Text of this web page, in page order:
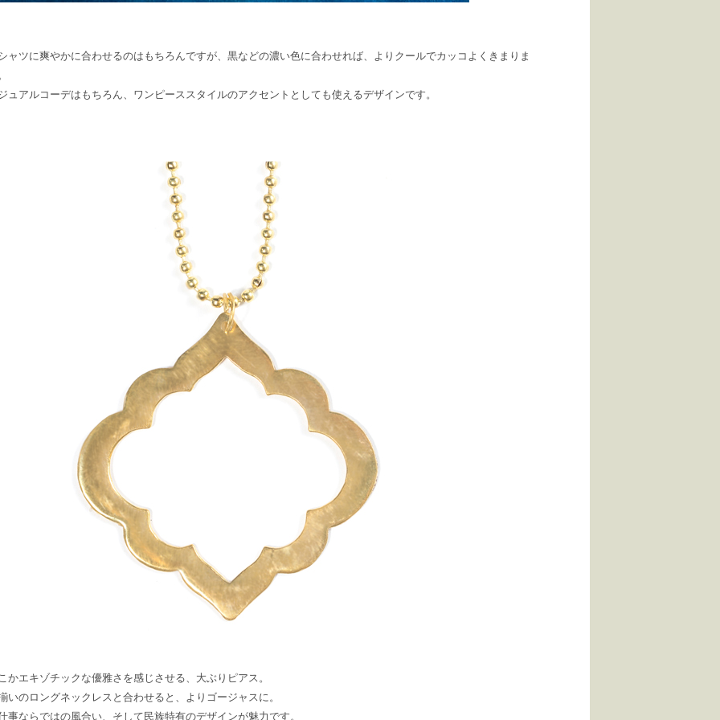
ャツに爽やかに合わせるのはもちろんですが、黒などの濃い色に合わせれば、よりクールでカッコよくきまりま
ュアルコーデはもちろん、ワンピーススタイルのアクセントとしても使えるデザインです。
かエキゾチックな優雅さを感じさせる、大ぶりピアス。
いのロングネックレスと合わせると、よりゴージャスに。
事ならではの風合い、そして民族特有のデザインが魅力です。